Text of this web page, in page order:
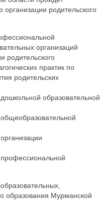
родительского
организаций
родительского
практик по
родительских
образовательной
образования Мурманской